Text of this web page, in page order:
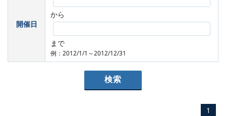
開催日
から
まで
例：2012/1/1～2012/12/31
1